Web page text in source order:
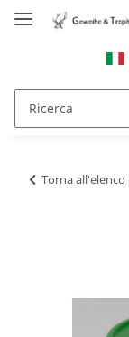
Torna all'elenco